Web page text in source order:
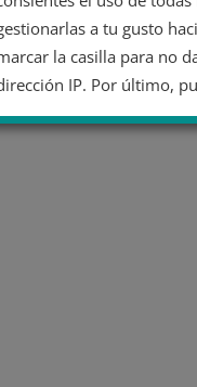
a tu gusto
la casilla para no
IP. Por último,